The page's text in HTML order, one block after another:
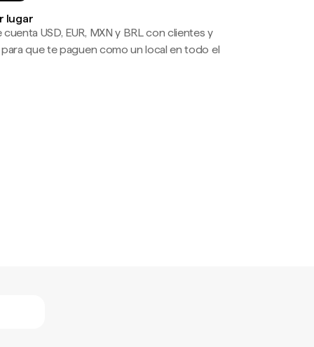
lugar
USD, EUR, MXN y BRL con clientes y
que te paguen como un local en todo el